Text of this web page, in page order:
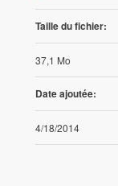
Taille du fichier:
37,1 Mo
Date ajoutée:
4/18/2014